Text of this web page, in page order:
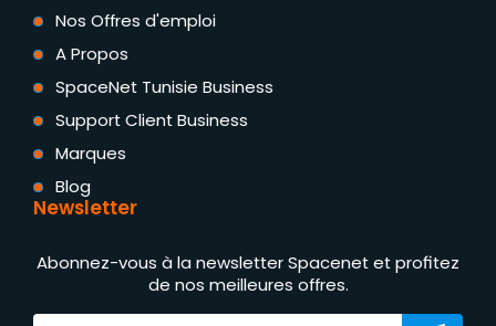
Nos Offres d'emploi
A Propos
SpaceNet Tunisie Business
Support Client Business
Marques
Blog
Newsletter
Abonnez-vous à la newsletter Spacenet et profitez
de nos meilleures offres.